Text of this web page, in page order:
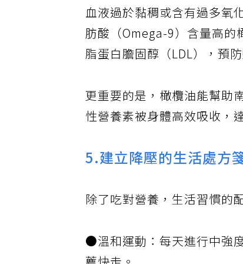
血液過於黏稠或含有過多氧
肪酸（Omega-9）含量高的
脂蛋白膽固醇（LDL），預
更重要的是，橄欖油能幫助
性營養素被身體高效吸收，
5.建立降壓的生活處方
除了吃對營養，生活習慣的
●溫和運動：每天進行中強